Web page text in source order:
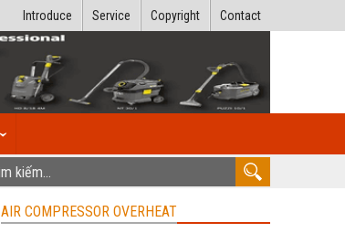
Contact
Copyright
Service
Introduce
AIR COMPRESSOR OVERHEAT